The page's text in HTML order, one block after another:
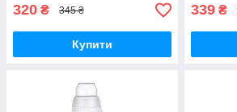
320 ₴ 345 ₴
Купити
339 ₴